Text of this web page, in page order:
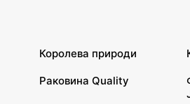
Королева природи
Раковина Quality